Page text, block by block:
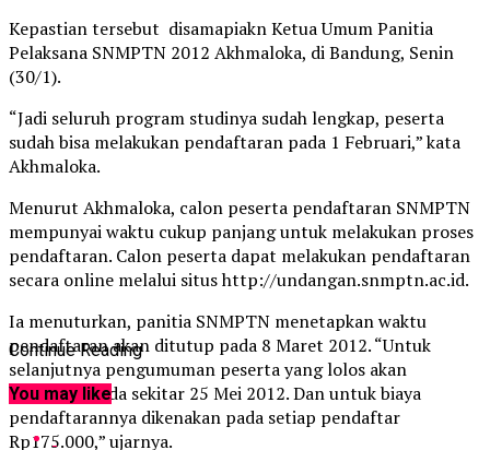
Kepastian tersebut disamapiakn Ketua Umum Panitia
Pelaksana SNMPTN 2012 Akhmaloka, di Bandung, Senin
(30/1).
“Jadi seluruh program studinya sudah lengkap, peserta
sudah bisa melakukan pendaftaran pada 1 Februari,” kata
Akhmaloka.
Menurut Akhmaloka, calon peserta pendaftaran SNMPTN
mempunyai waktu cukup panjang untuk melakukan proses
pendaftaran. Calon peserta dapat melakukan pendaftaran
secara online melalui situs http://undangan.snmptn.ac.id.
Ia menuturkan, panitia SNMPTN menetapkan waktu
pendaftaran akan ditutup pada 8 Maret 2012. “Untuk
selanjutnya pengumuman peserta yang lolos akan
dilakukan pada sekitar 25 Mei 2012. Dan untuk biaya
pendaftarannya dikenakan pada setiap pendaftar
Rp175.000,” ujarnya.
Continue Reading
You may like